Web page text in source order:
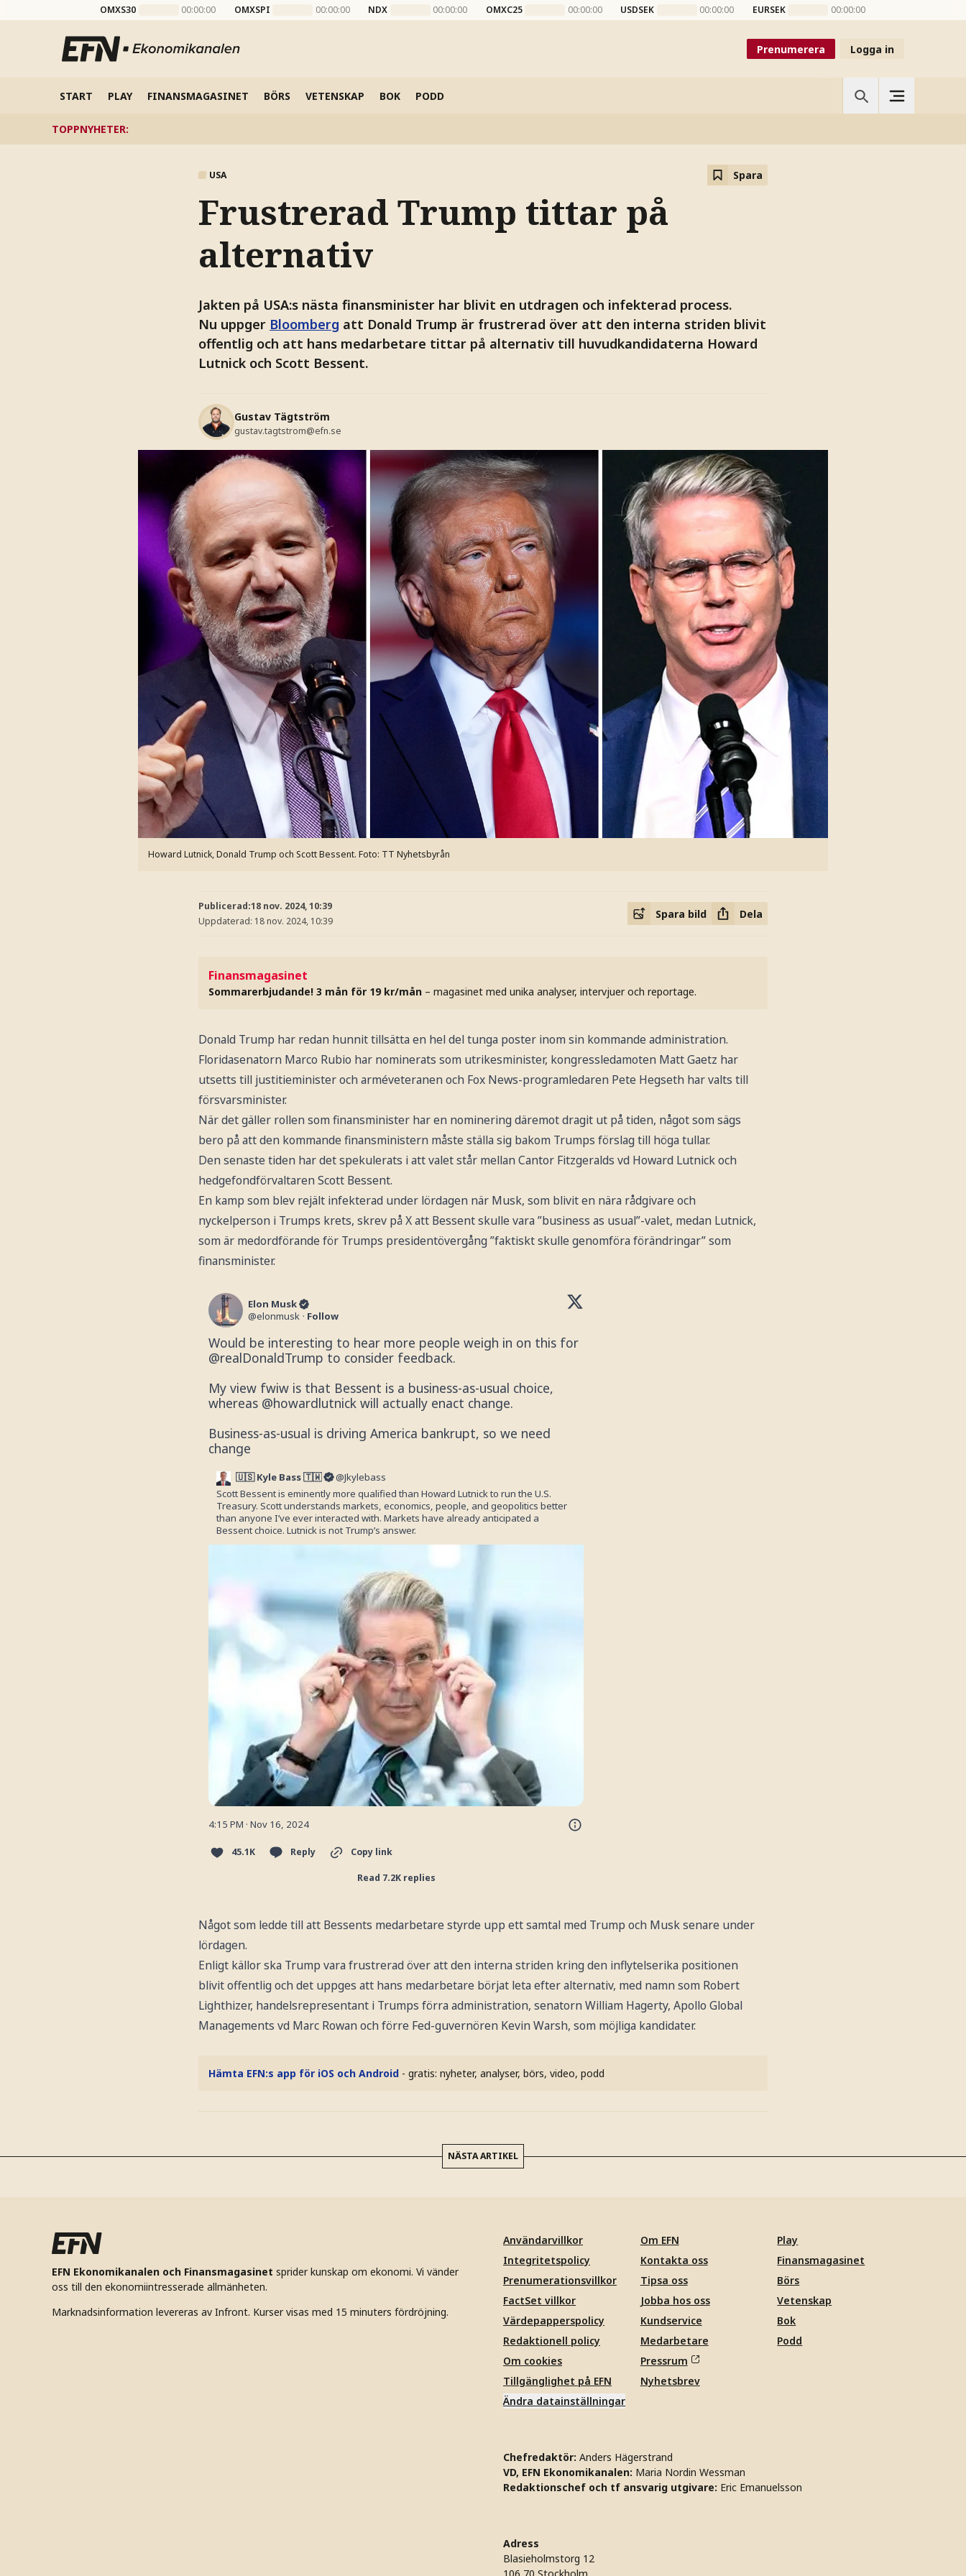
OMXS30 00:00:00 OMXSPI 00:00:00 NDX 00:00:00 OMXC25 00:00:00 USDSEK 00:00:00 EURSEK 00:00:00
Prenumerera Logga in
START PLAY FINANSMAGASINET BÖRS VETENSKAP BOK PODD
TOPPNYHETER:
USA Spara
Frustrerad Trump tittar på
alternativ
Jakten på USA:s nästa finansminister har blivit en utdragen och infekterad process.
Nu uppger Bloomberg att Donald Trump är frustrerad över att den interna striden blivit
offentlig och att hans medarbetare tittar på alternativ till huvudkandidaterna Howard
Lutnick och Scott Bessent.
Gustav Tägtström
gustav.tagtstrom@efn.se
Howard Lutnick, Donald Trump och Scott Bessent. Foto: TT Nyhetsbyrån
Publicerad:18 nov. 2024, 10:39
Uppdaterad: 18 nov. 2024, 10:39
Spara bild Dela
Finansmagasinet
Sommarerbjudande! 3 mån för 19 kr/mån – magasinet med unika analyser, intervjuer och reportage.
Donald Trump har redan hunnit tillsätta en hel del tunga poster inom sin kommande administration.
Floridasenatorn Marco Rubio har nominerats som utrikesminister, kongressledamoten Matt Gaetz har
utsetts till justitieminister och arméveteranen och Fox News-programledaren Pete Hegseth har valts till
försvarsminister.
När det gäller rollen som finansminister har en nominering däremot dragit ut på tiden, något som sägs
bero på att den kommande finansministern måste ställa sig bakom Trumps förslag till höga tullar.
Den senaste tiden har det spekulerats i att valet står mellan Cantor Fitzgeralds vd Howard Lutnick och
hedgefondförvaltaren Scott Bessent.
En kamp som blev rejält infekterad under lördagen när Musk, som blivit en nära rådgivare och
nyckelperson i Trumps krets, skrev på X att Bessent skulle vara ”business as usual”-valet, medan Lutnick,
som är medordförande för Trumps presidentövergång ”faktiskt skulle genomföra förändringar” som
finansminister.
Elon Musk
@elonmusk · Follow
@realDonaldTrump to consider feedback.
My view fwiw is that Bessent is a business-as-usual choice,
whereas @howardlutnick will actually enact change.
Business-as-usual is driving America bankrupt, so we need
change
🇺🇸 Kyle Bass 🇹🇼 @Jkylebass
Scott Bessent is eminently more qualified than Howard Lutnick to run the U.S.
Treasury. Scott understands markets, economics, people, and geopolitics better
than anyone I’ve ever interacted with. Markets have already anticipated a
Bessent choice. Lutnick is not Trump’s answer.
4:15 PM · Nov 16, 2024
45.1K Reply Copy link
Read 7.2K replies
Något som ledde till att Bessents medarbetare styrde upp ett samtal med Trump och Musk senare under
lördagen.
Enligt källor ska Trump vara frustrerad över att den interna striden kring den inflytelserika positionen
blivit offentlig och det uppges att hans medarbetare börjat leta efter alternativ, med namn som Robert
Lighthizer, handelsrepresentant i Trumps förra administration, senatorn William Hagerty, Apollo Global
Managements vd Marc Rowan och förre Fed-guvernören Kevin Warsh, som möjliga kandidater.
Hämta EFN:s app för iOS och Android - gratis: nyheter, analyser, börs, video, podd
NÄSTA ARTIKEL
EFN Ekonomikanalen och Finansmagasinet sprider kunskap om ekonomi. Vi vänder
oss till den ekonomiintresserade allmänheten.
Marknadsinformation levereras av Infront. Kurser visas med 15 minuters fördröjning.
Användarvillkor
Integritetspolicy
Prenumerationsvillkor
FactSet villkor
Värdepapperspolicy
Redaktionell policy
Om cookies
Tillgänglighet på EFN
Ändra datainställningar
Om EFN
Kontakta oss
Tipsa oss
Jobba hos oss
Kundservice
Medarbetare
Pressrum
Nyhetsbrev
Play
Finansmagasinet
Börs
Vetenskap
Bok
Podd
Chefredaktör: Anders Hägerstrand
VD, EFN Ekonomikanalen: Maria Nordin Wessman
Redaktionschef och tf ansvarig utgivare: Eric Emanuelsson
Adress
Blasieholmstorg 12
106 70 Stockholm